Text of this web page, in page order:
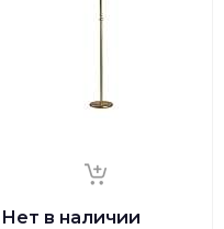
Нет в наличии